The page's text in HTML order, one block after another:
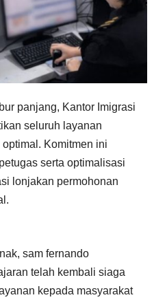
panjang, Kantor Imigrasi
seluruh layanan
Komitmen ini
serta optimalisasi
lonjakan permohonan
sam fernando
telah kembali siaga
kepada masyarakat